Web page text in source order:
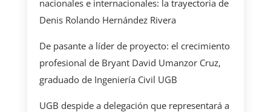
nacionales e internacionales: la trayectoria de
Denis Rolando Hernández Rivera
De pasante a líder de proyecto: el crecimiento
profesional de Bryant David Umanzor Cruz,
graduado de Ingeniería Civil UGB
UGB despide a delegación que representará a